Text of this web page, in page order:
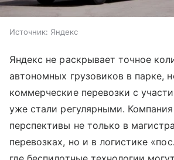
Источник: Яндекс
Яндекс не раскрывает точное
автономных грузовиков в парке,
коммерческие перевозки с
уже стали регулярными.
перспективы не только в
перевозках, но и в логистике